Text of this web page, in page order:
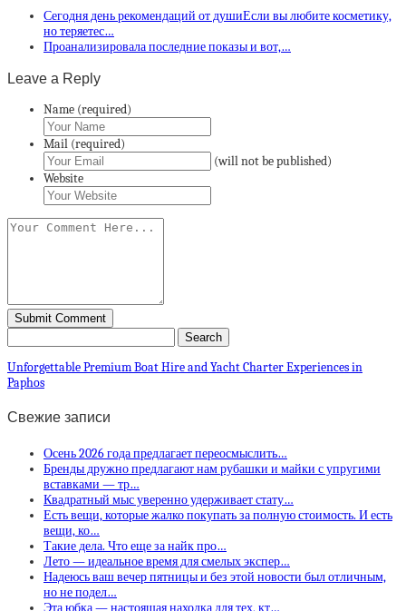
Сегодня день рекомендаций от душиЕсли вы любите косметику,
но теряетес…
Проанализировала последние показы и вот,…
Leave a Reply
Name (required)
Mail (required)
(will not be published)
Website
Unforgettable Premium Boat Hire and Yacht Charter Experiences in
Paphos
Свежие записи
Осень 2026 года предлагает переосмыслить…
Бренды дружно предлагают нам рубашки и майки с упругими
вставками — тр…
Квадратный мыс уверенно удерживает стату…
Есть вещи, которые жалко покупать за полную стоимость. И есть
вещи, ко…
Такие дела. Что еще за найк про…
Лето — идеальное время для смелых экспер…
Надеюсь ваш вечер пятницы и без этой новости был отличным,
но не подел…
Эта юбка — настоящая находка для тех, кт…